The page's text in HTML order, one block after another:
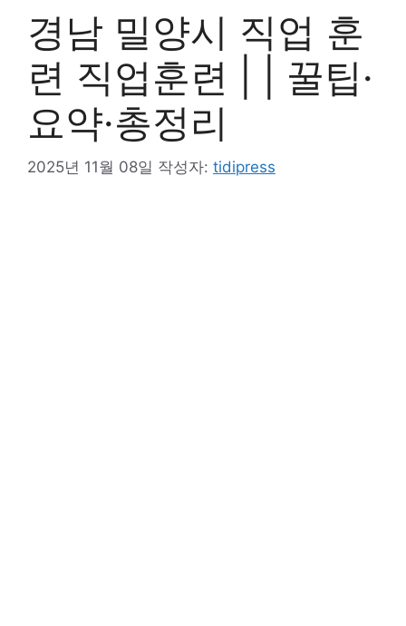
경남 밀양시 직업 훈
련 직업훈련 | | 꿀팁·
요약·총정리
2025년 11월 08일 작성자: tidipress